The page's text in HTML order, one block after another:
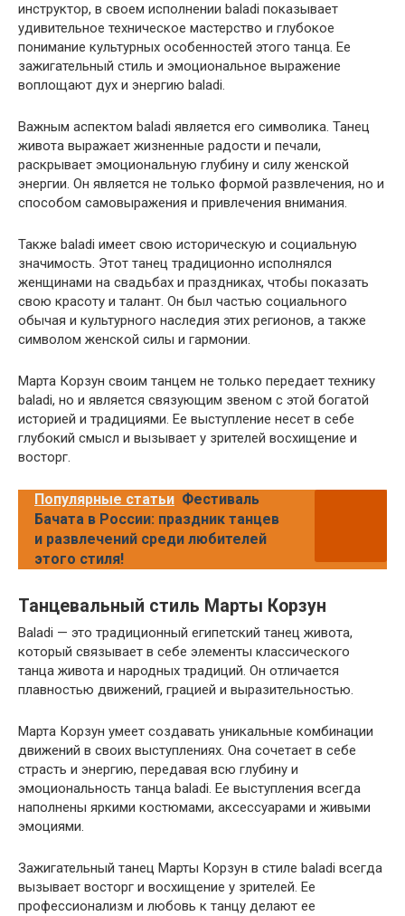
инструктор, в своем исполнении baladi показывает
удивительное техническое мастерство и глубокое
понимание культурных особенностей этого танца. Ее
зажигательный стиль и эмоциональное выражение
воплощают дух и энергию baladi.
Важным аспектом baladi является его символика. Танец
живота выражает жизненные радости и печали,
раскрывает эмоциональную глубину и силу женской
энергии. Он является не только формой развлечения, но и
способом самовыражения и привлечения внимания.
Также baladi имеет свою историческую и социальную
значимость. Этот танец традиционно исполнялся
женщинами на свадьбах и праздниках, чтобы показать
свою красоту и талант. Он был частью социального
обычая и культурного наследия этих регионов, а также
символом женской силы и гармонии.
Марта Корзун своим танцем не только передает технику
baladi, но и является связующим звеном с этой богатой
историей и традициями. Ее выступление несет в себе
глубокий смысл и вызывает у зрителей восхищение и
восторг.
Популярные статьи Фестиваль
Бачата в России: праздник танцев
и развлечений среди любителей
этого стиля!
Танцевальный стиль Марты Корзун
Baladi — это традиционный египетский танец живота,
который связывает в себе элементы классического
танца живота и народных традиций. Он отличается
плавностью движений, грацией и выразительностью.
Марта Корзун умеет создавать уникальные комбинации
движений в своих выступлениях. Она сочетает в себе
страсть и энергию, передавая всю глубину и
эмоциональность танца baladi. Ее выступления всегда
наполнены яркими костюмами, аксессуарами и живыми
эмоциями.
Зажигательный танец Марты Корзун в стиле baladi всегда
вызывает восторг и восхищение у зрителей. Ее
профессионализм и любовь к танцу делают ее